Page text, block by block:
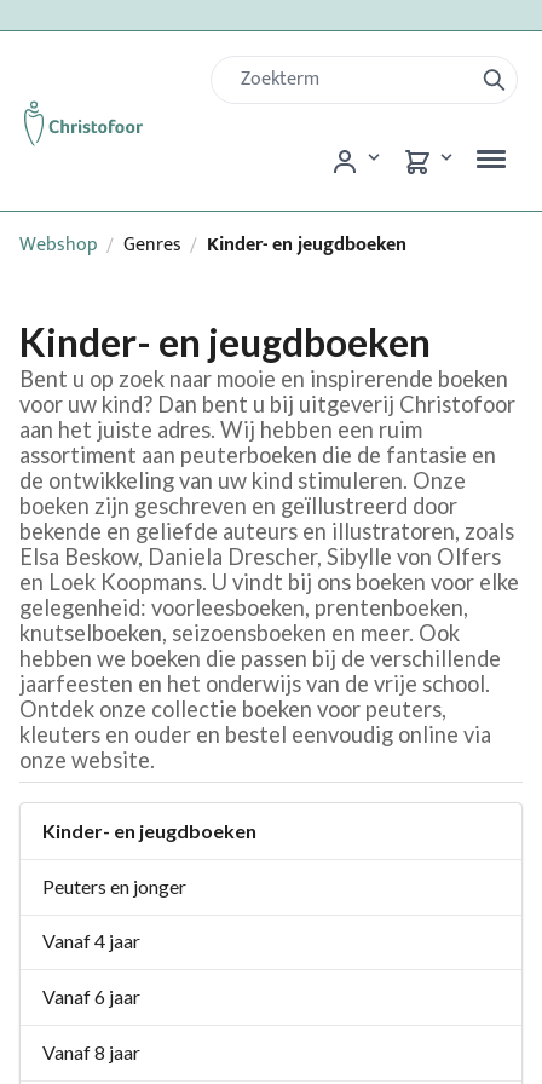
Webshop / Genres / Kinder- en jeugdboeken
Kinder- en jeugdboeken
Bent u op zoek naar mooie en inspirerende boeken
voor uw kind? Dan bent u bij uitgeverij Christofoor
aan het juiste adres. Wij hebben een ruim
assortiment aan peuterboeken die de fantasie en
de ontwikkeling van uw kind stimuleren. Onze
boeken zijn geschreven en geïllustreerd door
bekende en geliefde auteurs en illustratoren, zoals
Elsa Beskow, Daniela Drescher, Sibylle von Olfers
en Loek Koopmans. U vindt bij ons boeken voor elke
gelegenheid: voorleesboeken, prentenboeken,
knutselboeken, seizoensboeken en meer. Ook
hebben we boeken die passen bij de verschillende
jaarfeesten en het onderwijs van de vrije school.
Ontdek onze collectie boeken voor peuters,
kleuters en ouder en bestel eenvoudig online via
onze website.
Kinder- en jeugdboeken
Peuters en jonger
Vanaf 4 jaar
Vanaf 6 jaar
Vanaf 8 jaar